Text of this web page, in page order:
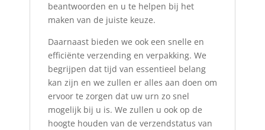
beantwoorden en u te helpen bij het
maken van de juiste keuze.
Daarnaast bieden we ook een snelle en
efficiënte verzending en verpakking. We
begrijpen dat tijd van essentieel belang
kan zijn en we zullen er alles aan doen om
ervoor te zorgen dat uw urn zo snel
mogelijk bij u is. We zullen u ook op de
hoogte houden van de verzendstatus van